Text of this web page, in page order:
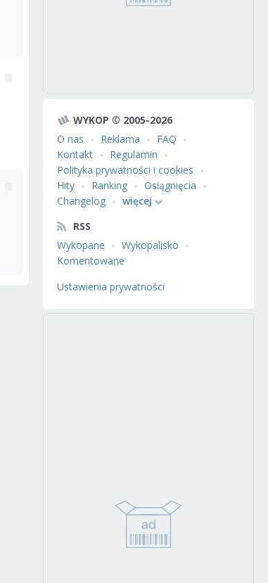
WYKOP © 2005-2026
O nas
Reklama
FAQ
Kontakt
Regulamin
Polityka prywatności i cookies
Hity
Ranking
Osiągnięcia
Changelog
więcej
RSS
Wykopane
Wykopalisko
Komentowane
Ustawienia prywatności